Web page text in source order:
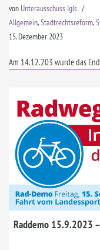
von Unterausschuss Igls
Allgemein,Stadtrechtsreform,
15. Dezember 2023
Am 14.12.203 wurde das
Raddemo 15.9.2023